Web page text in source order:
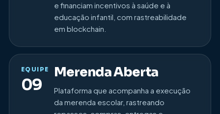
e financiam incentivos à saúde e à
educação infantil, com rastreabilidade
em blockchain.
EQUIPE
09
Merenda Aberta
Plataforma que acompanha a execução
da merenda escolar, rastreando